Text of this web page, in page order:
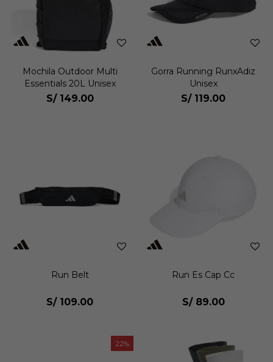
Mochila Outdoor Multi
Essentials 20L Unisex
S/ 149.00
Gorra Running RunxAdiz
Unisex
S/ 119.00
Run Belt
S/ 109.00
Run Es Cap Cc
S/ 89.00
22